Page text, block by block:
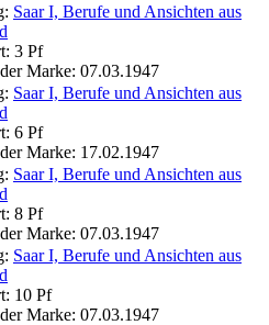
Saar I, Berufe und Ansichten aus
3 Pf
Marke: 07.03.1947
Saar I, Berufe und Ansichten aus
6 Pf
Marke: 17.02.1947
Saar I, Berufe und Ansichten aus
8 Pf
Marke: 07.03.1947
Saar I, Berufe und Ansichten aus
10 Pf
Marke: 07.03.1947